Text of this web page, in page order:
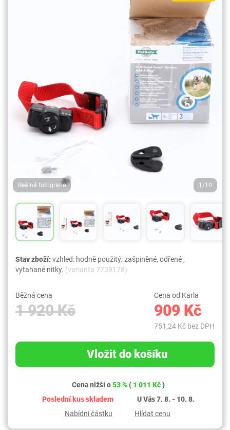
Reálná fotografie 1/10
Stav zboží:vzhled: hodně použitý. zašpiněné, odřené ,
vytahané nitky. (varianta 7739178)
Běžná cena
1 920 Kč
Cena od Karla
909 Kč
751,24 Kč bez DPH
Vložit do košíku
Cena nižší o53 % ( 1 011 Kč)
Poslední kus skladem
U Vás 7. 8. - 10. 8.
Nabídni částku
Hlídat cenu